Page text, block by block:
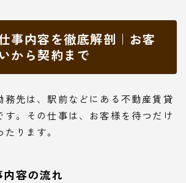
事内容を徹底解剖｜お客
から契約まで
務先は、駅前などにある不動産賃貸
す。その仕事は、お客様を待つだけ
ります。
容の流れ